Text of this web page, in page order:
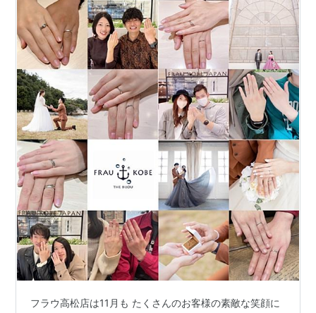
フラウ高松店は11月も たくさんのお客様の素敵な笑顔に